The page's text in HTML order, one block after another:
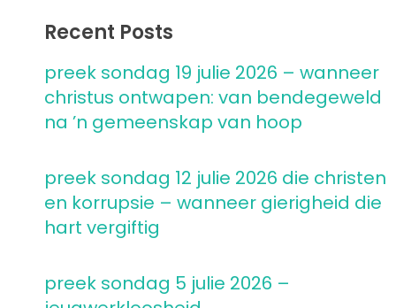
Recent Posts
preek sondag 19 julie 2026 – wanneer
christus ontwapen: van bendegeweld
na ’n gemeenskap van hoop
preek sondag 12 julie 2026 die christen
en korrupsie – wanneer gierigheid die
hart vergiftig
preek sondag 5 julie 2026 –